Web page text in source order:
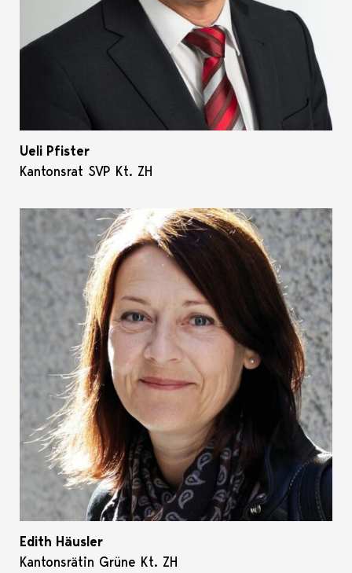
Ueli Pfister
Kantonsrat SVP Kt. ZH
Edith Häusler
Kantonsrätin Grüne Kt. ZH